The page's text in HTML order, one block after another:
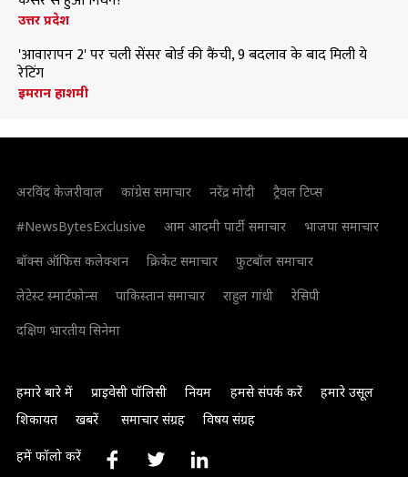
उत्तर प्रदेश
'आवारापन 2' पर चली सेंसर बोर्ड की कैंची, 9 बदलाव के बाद मिली ये
रेटिंग
इमरान हाशमी
अरविंद केजरीवाल कांग्रेस समाचार नरेंद्र मोदी
ट्रैवल टिप्स
#NewsBytesExclusive
आम आदमी पार्टी समाचार
भाजपा समाचार
बॉक्स ऑफिस कलेक्शन
क्रिकेट समाचार
फुटबॉल समाचार
लेटेस्ट स्मार्टफोन्स
पाकिस्तान समाचार राहुल गांधी
रेसिपी
दक्षिण भारतीय सिनेमा
हमारे बारे में प्राइवेसी पॉलिसी नियम हमसे संपर्क करें
हमारे उसूल
शिकायत
खबरें समाचार संग्रह विषय संग्रह
हमें फॉलो करें